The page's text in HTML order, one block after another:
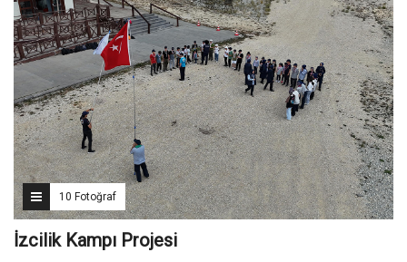
10 Fotoğraf
İzcilik Kampı Projesi